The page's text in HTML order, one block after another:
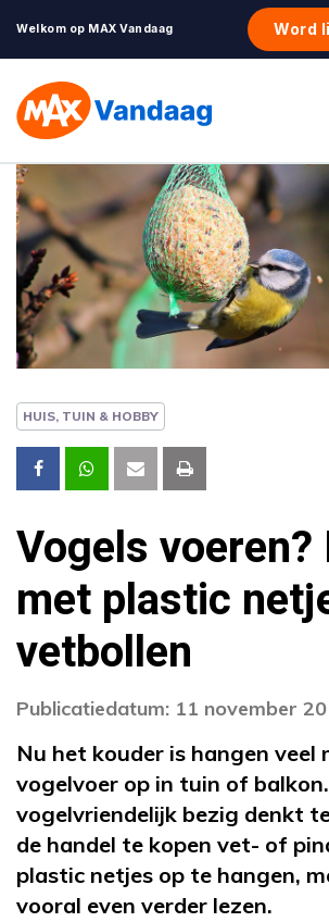
Welkom op MAX Vandaag Word
HUIS, TUIN & HOBBY
Vogels voeren?
met plastic
vetbollen
Publicatiedatum: 11 november
Nu het kouder is hangen veel
vogelvoer op in tuin of
vogelvriendelijk bezig denkt
de handel te kopen vet- of
plastic netjes op te hangen,
vooral even verder lezen.